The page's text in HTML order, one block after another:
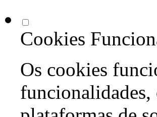
Cookies
Os cookies